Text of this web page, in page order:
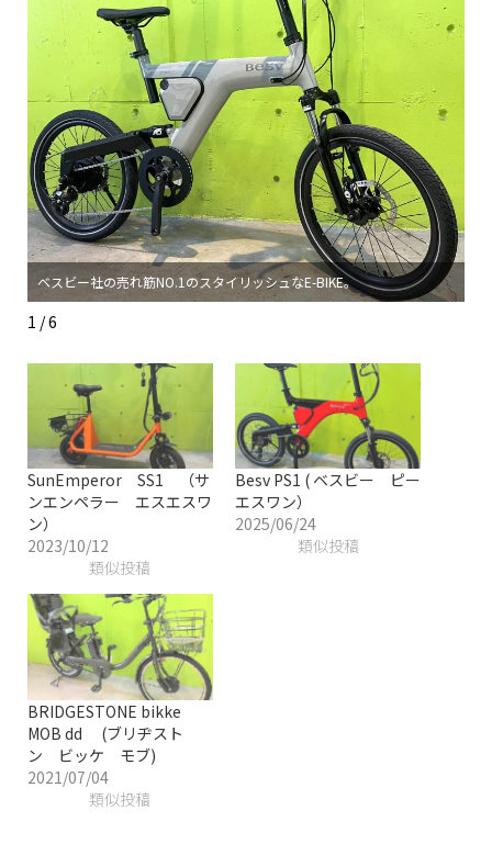
ベスビー社の売れ筋NO.1のスタイリッシュなE-BIKE。
1 / 6
SunEmperor SS1 （サ
ンエンペラー エスエスワ
ン）
2023/10/12
類似投稿
Besv PS1 ( ベスビー ピー
エスワン）
2025/06/24
類似投稿
BRIDGESTONE bikke
MOB dd (ブリヂスト
ン ビッケ モブ)
2021/07/04
類似投稿